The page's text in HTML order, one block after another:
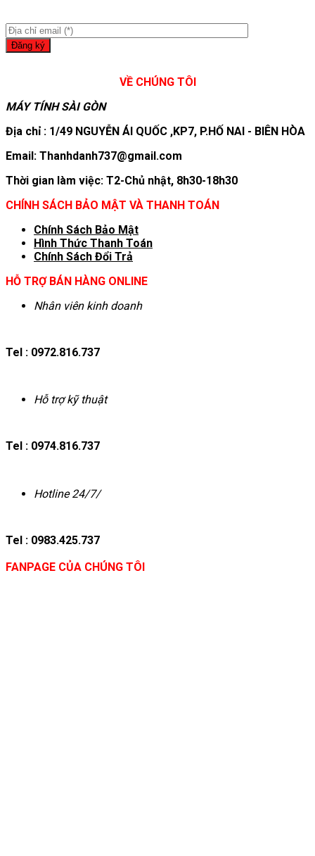
VỀ CHÚNG TÔI
MÁY TÍNH SÀI GÒN
Địa chỉ : 1/49 NGUYỄN ÁI QUỐC ,KP7, P.HỐ NAI - BIÊN HÒA
Email: Thanhdanh737@gmail.com
Thời gian làm việc: T2-Chủ nhật, 8h30-18h30
CHÍNH SÁCH BẢO MẬT VÀ THANH TOÁN
Chính Sách Bảo Mật
Hình Thức Thanh Toán
Chính Sách Đổi Trả
HỖ TRỢ BÁN HÀNG ONLINE
Nhân viên kinh doanh
Tel : 0972.816.737
Hỗ trợ kỹ thuật
Tel : 0974.816.737
Hotline 24/7/
Tel : 0983.425.737
FANPAGE CỦA CHÚNG TÔI